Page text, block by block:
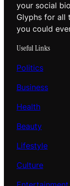
your social
Glyphs for all
you could
Useful Links
Politics
Business
Health
Beauty
Lifestyle
Culture